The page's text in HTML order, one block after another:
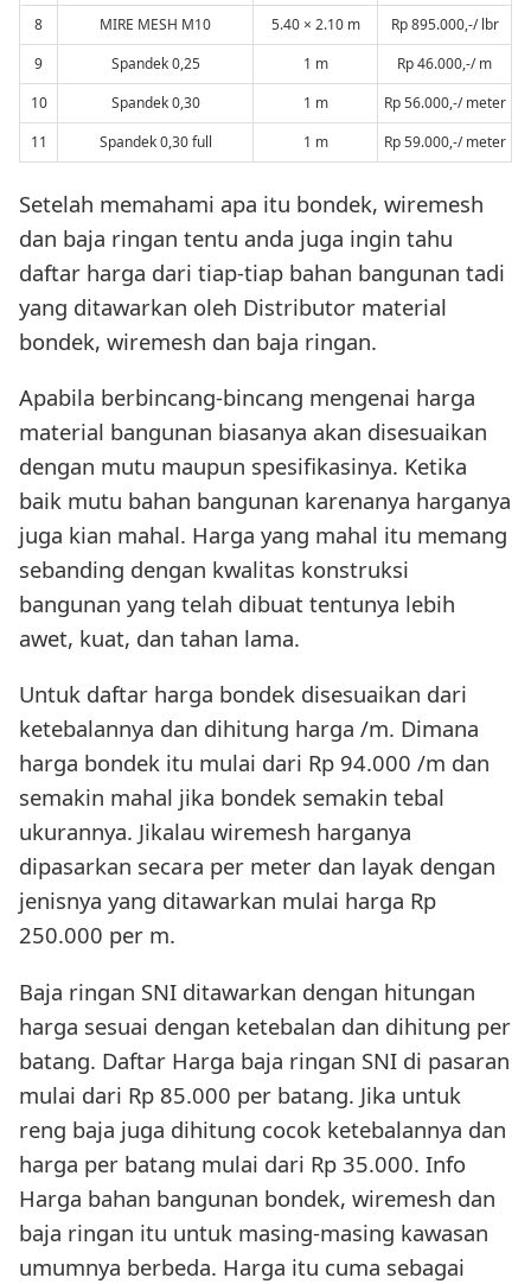
8
MIRE MESH M10 5.40 × 2.10 m
Rp 895.000,-/ lbr
9
Spandek 0,25 1 m
Rp 46.000,-/ m
10
Spandek 0,30 1 m
Rp 56.000,-/ meter
11
Spandek 0,30 full 1 m Rp 59.000,-/ meter
Setelah memahami apa itu bondek, wiremesh
dan baja ringan tentu anda juga ingin tahu
daftar harga dari tiap-tiap bahan bangunan tadi
yang ditawarkan oleh Distributor material
bondek, wiremesh dan baja ringan.
Apabila berbincang-bincang mengenai harga
material bangunan biasanya akan disesuaikan
dengan mutu maupun spesifikasinya. Ketika
baik mutu bahan bangunan karenanya harganya
juga kian mahal. Harga yang mahal itu memang
sebanding dengan kwalitas konstruksi
bangunan yang telah dibuat tentunya lebih
awet, kuat, dan tahan lama.
Untuk daftar harga bondek disesuaikan dari
ketebalannya dan dihitung harga /m. Dimana
harga bondek itu mulai dari Rp 94.000 /m dan
semakin mahal jika bondek semakin tebal
ukurannya. Jikalau wiremesh harganya
dipasarkan secara per meter dan layak dengan
jenisnya yang ditawarkan mulai harga Rp
250.000 per m.
Baja ringan SNI ditawarkan dengan hitungan
harga sesuai dengan ketebalan dan dihitung per
batang. Daftar Harga baja ringan SNI di pasaran
mulai dari Rp 85.000 per batang. Jika untuk
reng baja juga dihitung cocok ketebalannya dan
harga per batang mulai dari Rp 35.000. Info
Harga bahan bangunan bondek, wiremesh dan
baja ringan itu untuk masing-masing kawasan
umumnya berbeda. Harga itu cuma sebagai